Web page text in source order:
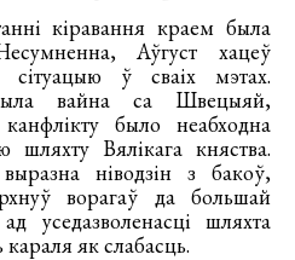
кіравання краем была
Аўгуст хацеў
сітуацыю ў сваіх мэтах.
вайна са Швецыяй,
было неабходна
шляхту Вялікага княства.
ніводзін з бакоў,
ворагаў да большай
уседазволенасці шляхта
як слабасць.